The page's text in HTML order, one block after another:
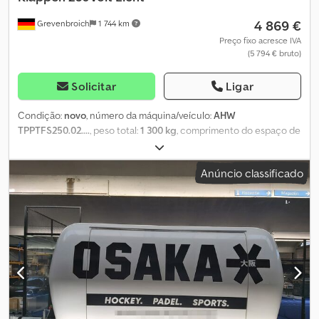
Crjdezmyzlopfx Am Ajf
Grevenbroich 1 744 km 4 869 €
Preço fixo acresce IVA
(5 794 € bruto)
Solicitar Ligar
Condição: novo, número da máquina/veículo:AHW
TPPTFS250.02...., peso total:1 300 kg, comprimento do espaço de
, largura do espaço de carga:
espaço de carga:2 000 mm, ANHÄNGERWIRTZ, a loja online onde
pode encontrar o seu novo reboque, oferece marcas de
fabricantes de renome! Mais de 850 reboques novos em stock.
Mais de 130 reboques usados disponíveis em permanência.
Exemplo sem compromisso: reboque tipo caixa TFS Multi novo
Para eventos, feiras, vendas, divulgação de informações e muito
mais. Nova produção de reboques de venda Multitrailer, modelo
de caixa vazia 250x150x200 cm, 1300 kg, com travão, eixo único,
chassi de piso baixo, 100 km/h, estrutura em sanduíche de
poliéster de 30 mm, caixa vazia com porta de venda à direita,
porta de venda frontal com cantos de lona cinza, porta traseira,
Anúncio classificado